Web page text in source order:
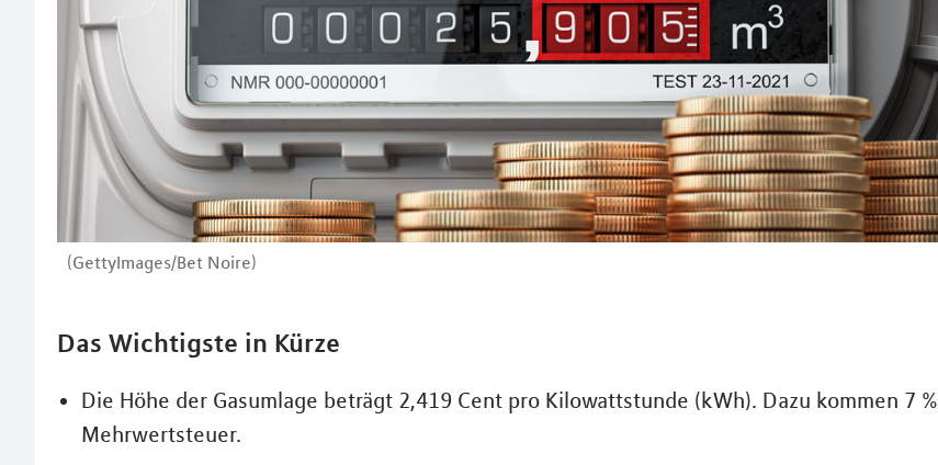
(GettyImages/Bet Noire)
Das Wichtigste in Kürze
Die Höhe der Gasumlage beträgt 2,419 Cent pro Kilowattstunde (kWh). Dazu kommen 7 %
Mehrwertsteuer.